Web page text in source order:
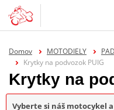
Domov MOTODIELY
Krytky na podvozok PUIG
Krytky na
Vyberte si náš motocykel